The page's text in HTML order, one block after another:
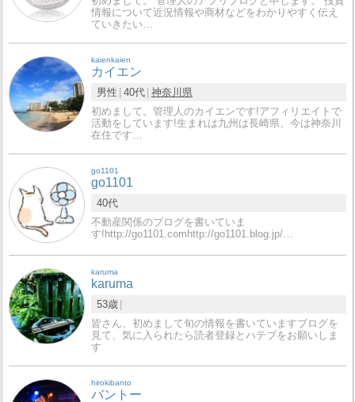
情報について近況情報や商材などをわかりやすく伝え
ていきたい…
kaienkaien
カイエン
男性 40代 神奈川県
初めまして。管理人のカイエンです!アフィリエイトで
活動をしています!生まれは九州は長崎県、今は神奈川
在住です…
go1101
go1101
40代
不動産関係のブログを書いていま
す!http://go1101.comhttp://go1101.blog.jp/…
karuma
karuma
53歳
皆さん、初めまして旬の情報を書いていますブログを
見て、気に入られたら読者登録とハテブをお願いしま
す
hirokibanto
バントー